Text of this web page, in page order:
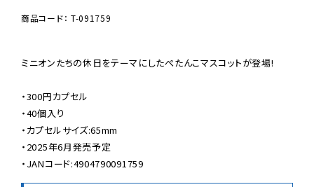
商品コード： T-091759
ミニオンたちの休日をテーマにしたぺたんこマスコットが登場!
・300円カプセル
・40個入り
・カプセルサイズ:65mm
・2025年6月発売予定
・JANコード:4904790091759